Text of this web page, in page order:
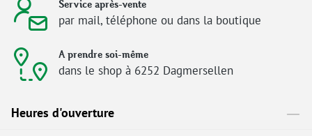
Service après-vente
par mail, téléphone ou dans la boutique
A prendre soi-même
dans le shop à 6252 Dagmersellen
Heures d'ouverture